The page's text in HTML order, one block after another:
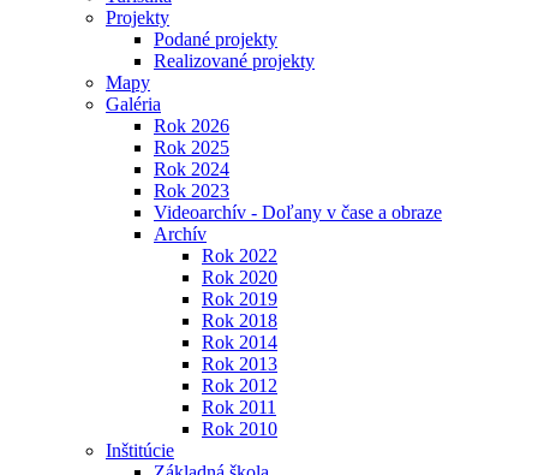
Projekty
Podané projekty
Realizované projekty
Mapy
Galéria
Rok 2026
Rok 2025
Rok 2024
Rok 2023
Videoarchív - Doľany v čase a obraze
Archív
Rok 2022
Rok 2020
Rok 2019
Rok 2018
Rok 2014
Rok 2013
Rok 2012
Rok 2011
Rok 2010
Inštitúcie